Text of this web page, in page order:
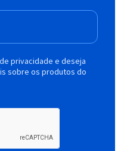
privacidade e deseja
sobre os produtos do